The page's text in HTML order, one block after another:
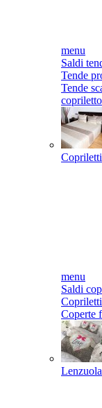
menu
Saldi
Tende
Tende
copriletto
Copriletti
menu
Saldi
Coperte
Lenzuola